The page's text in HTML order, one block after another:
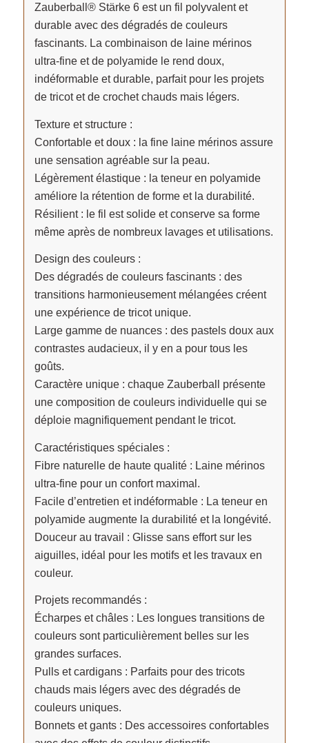
Zauberball® Stärke 6 est un fil polyvalent et
durable avec des dégradés de couleurs
fascinants. La combinaison de laine mérinos
ultra-fine et de polyamide le rend doux,
indéformable et durable, parfait pour les projets
de tricot et de crochet chauds mais légers.
Texture et structure :
Confortable et doux : la fine laine mérinos assure
une sensation agréable sur la peau.
Légèrement élastique : la teneur en polyamide
améliore la rétention de forme et la durabilité.
Résilient : le fil est solide et conserve sa forme
même après de nombreux lavages et utilisations.
Design des couleurs :
Des dégradés de couleurs fascinants : des
transitions harmonieusement mélangées créent
une expérience de tricot unique.
Large gamme de nuances : des pastels doux aux
contrastes audacieux, il y en a pour tous les
goûts.
Caractère unique : chaque Zauberball présente
une composition de couleurs individuelle qui se
déploie magnifiquement pendant le tricot.
Caractéristiques spéciales :
Fibre naturelle de haute qualité : Laine mérinos
ultra-fine pour un confort maximal.
Facile d’entretien et indéformable : La teneur en
polyamide augmente la durabilité et la longévité.
Douceur au travail : Glisse sans effort sur les
aiguilles, idéal pour les motifs et les travaux en
couleur.
Projets recommandés :
Écharpes et châles : Les longues transitions de
couleurs sont particulièrement belles sur les
grandes surfaces.
Pulls et cardigans : Parfaits pour des tricots
chauds mais légers avec des dégradés de
couleurs uniques.
Bonnets et gants : Des accessoires confortables